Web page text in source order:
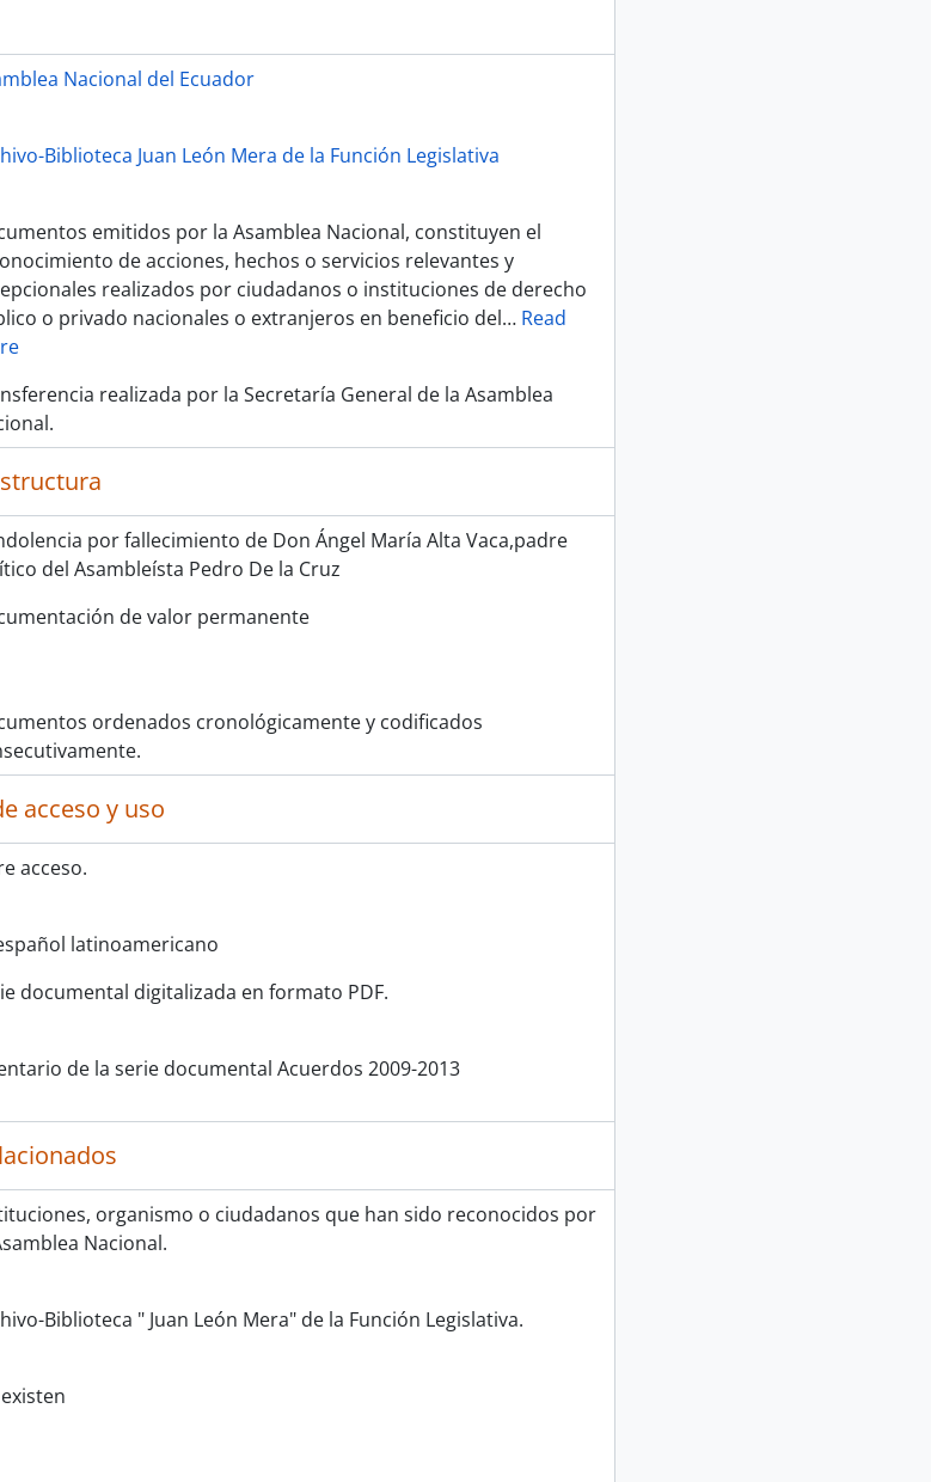
Nacional del Ecuador
Biblioteca Juan León Mera de la Función Legislativa
emitidos por la Asamblea Nacional, constituyen el
de acciones, hechos o servicios relevantes y
realizados por ciudadanos o instituciones de derecho
o privado nacionales o extranjeros en beneficio del… Read
realizada por la Secretaría General de la Asamblea
por fallecimiento de Don Ángel María Alta Vaca,padre
del Asambleísta Pedro De la Cruz
de valor permanente
ordenados cronológicamente y codificados
acceso y uso
acceso.
latinoamericano
documental digitalizada en formato PDF.
de la serie documental Acuerdos 2009-2013
organismo o ciudadanos que han sido reconocidos por
Nacional.
Biblioteca " Juan León Mera" de la Función Legislativa.